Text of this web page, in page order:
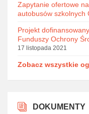
Zapytanie ofertowe
autobusów szkolnych
Projekt
Funduszy Ochrony
17 listopada 2021
Zobacz wszystkie
DOKUMENTY